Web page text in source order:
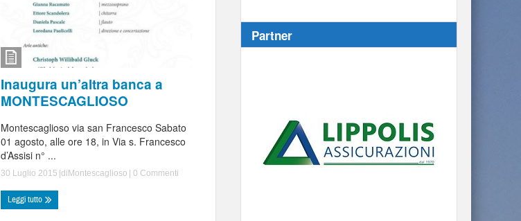
Inaugura un’altra banca a
MONTESCAGLIOSO
Montescaglioso via san Francesco Sabato
01 agosto, alle ore 18, in Via s. Francesco
d’Assisi n° ...
30 Luglio 2015 |di Montescaglioso 0 Commenti
Leggi tutto
Partner